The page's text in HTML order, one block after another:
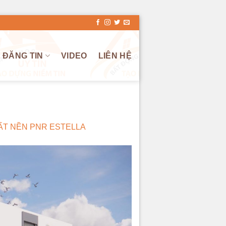
ĐĂNG TIN VIDEO LIÊN HỆ
NỀN PNR ESTELLA